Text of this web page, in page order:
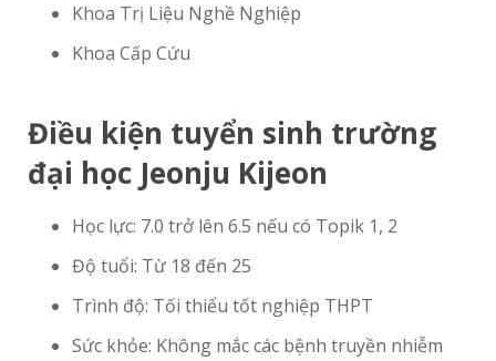
Khoa Trị Liệu Nghề Nghiệp
Khoa Cấp Cứu
Điều kiện tuyển sinh trường
đại học Jeonju Kijeon
Học lực: 7.0 trở lên 6.5 nếu có Topik 1, 2
Độ tuổi: Từ 18 đến 25
Trình độ: Tối thiểu tốt nghiệp THPT
Sức khỏe: Không mắc các bệnh truyền nhiễm